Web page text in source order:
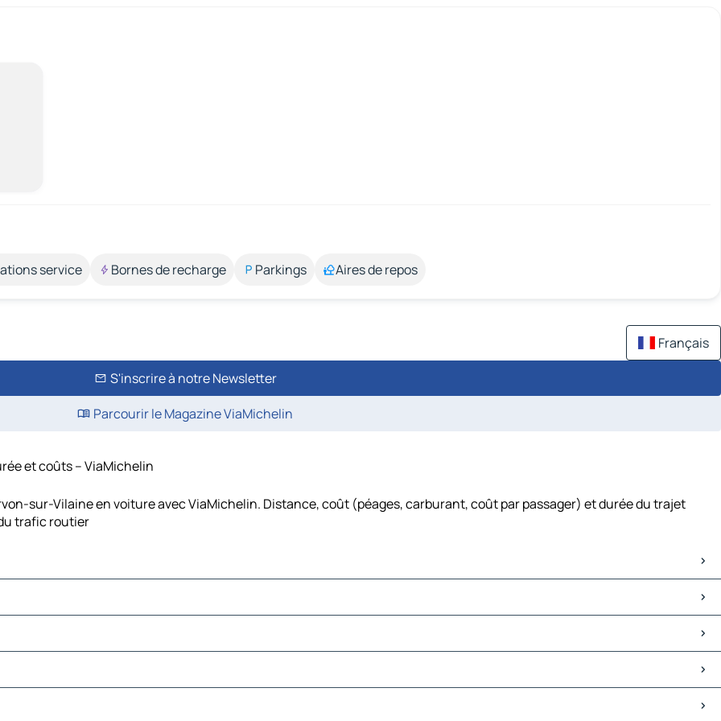
service Bornes de recharge Parkings Aires de repos
Français
S'inscrire à notre Newsletter
Parcourir le Magazine ViaMichelin
et coûts – ViaMichelin
sur-Vilaine en voiture avec ViaMichelin. Distance, coût (péages, carburant, coût par passager) et durée du trajet
trafic routier